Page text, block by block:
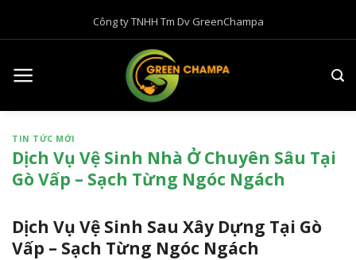
Công ty TNHH Tm Dv GreenChampa
TIN TỨC MỚI
Dịch Vụ Vệ Sinh Nhà Ở Chuyên Sâu Tại
Gò Vấp – Sạch Từng Ngóc Ngách
Dịch Vụ Vệ Sinh Sau Xây Dựng Tại Gò
Vấp – Sạch Từng Ngóc Ngách